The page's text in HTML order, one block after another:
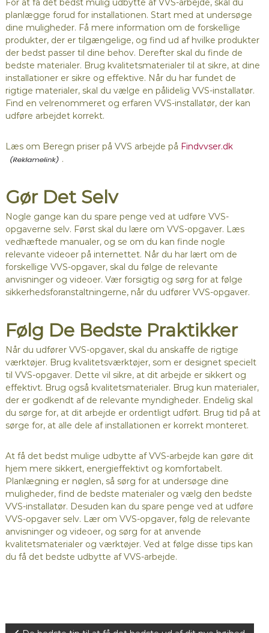
planlægge forud for installationen. Start med at undersøge
dine muligheder. Få mere information om de forskellige
produkter, der er tilgængelige, og find ud af hvilke produkter
der bedst passer til dine behov. Derefter skal du finde de
bedste materialer. Brug kvalitetsmaterialer til at sikre, at dine
installationer er sikre og effektive. Når du har fundet de
rigtige materialer, skal du vælge en pålidelig VVS-installatør.
Find en velrenommeret og erfaren VVS-installatør, der kan
udføre arbejdet korrekt.
Læs om Beregn priser på VVS arbejde på Findvvser.dk
.
Gør Det Selv
Nogle gange kan du spare penge ved at udføre VVS-
opgaverne selv. Først skal du lære om VVS-opgaver. Læs
vedhæftede manualer, og se om du kan finde nogle
relevante videoer på internettet. Når du har lært om de
forskellige VVS-opgaver, skal du følge de relevante
anvisninger og videoer. Vær forsigtig og sørg for at følge
sikkerhedsforanstaltningerne, når du udfører VVS-opgaver.
Følg De Bedste Praktikker
Når du udfører VVS-opgaver, skal du anskaffe de rigtige
værktøjer. Brug kvalitetsværktøjer, som er designet specielt
til VVS-opgaver. Dette vil sikre, at dit arbejde er sikkert og
effektivt. Brug også kvalitetsmaterialer. Brug kun materialer,
der er godkendt af de relevante myndigheder. Endelig skal
du sørge for, at dit arbejde er ordentligt udført. Brug tid på at
sørge for, at alle dele af installationen er korrekt monteret.
At få det bedst mulige udbytte af VVS-arbejde kan gøre dit
hjem mere sikkert, energieffektivt og komfortabelt.
Planlægning er nøglen, så sørg for at undersøge dine
muligheder, find de bedste materialer og vælg den bedste
VVS-installatør. Desuden kan du spare penge ved at udføre
VVS-opgaver selv. Lær om VVS-opgaver, følg de relevante
anvisninger og videoer, og sørg for at anvende
kvalitetsmaterialer og værktøjer. Ved at følge disse tips kan
du få det bedste udbytte af VVS-arbejde.